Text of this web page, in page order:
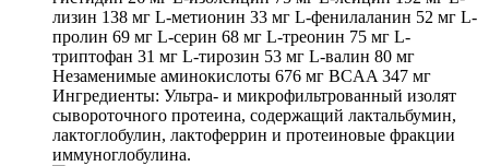
лизин 138 мг L-метионин 33 мг L-фенилаланин 52 мг L-
пролин 69 мг L-серин 68 мг L-треонин 75 мг L-
триптофан 31 мг L-тирозин 53 мг L-валин 80 мг
Незаменимые аминокислоты 676 мг BCAA 347 мг
Ингредиенты: Ультра- и микрофильтрованный изолят
сывороточного протеина, содержащий лактальбумин,
лактоглобулин, лактоферрин и протеиновые фракции
иммуноглобулина.